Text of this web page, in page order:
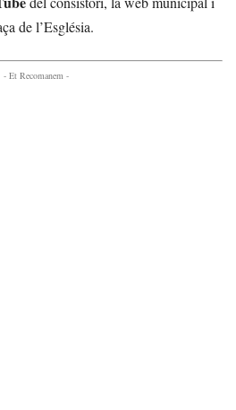
de l’Església.
- Et Recomanem -